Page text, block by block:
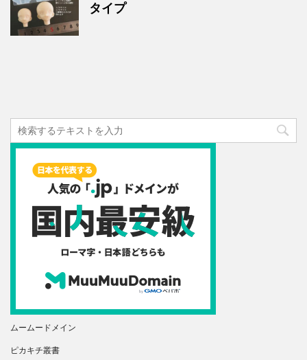
タイプ
ムームードメイン
ピカキチ叢書